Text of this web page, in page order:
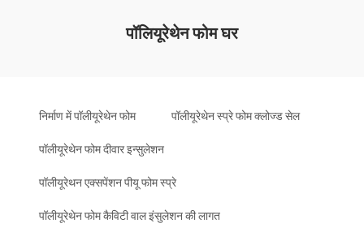
पॉलियूरेथेन फोम घर
निर्माण में पॉलीयूरेथेन फोम पॉलीयूरेथेन स्प्रे फोम क्लोज्ड सेल
पॉलीयूरेथेन फोम दीवार इन्सुलेशन
पॉलीयूरेथन एक्सपेंशन पीयू फोम स्प्रे
पॉलीयूरेथेन फोम कैविटी वाल इंसुलेशन की लागत